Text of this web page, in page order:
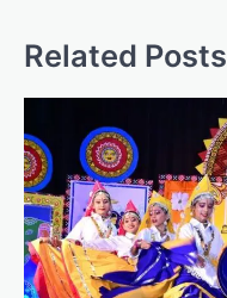
Related Posts